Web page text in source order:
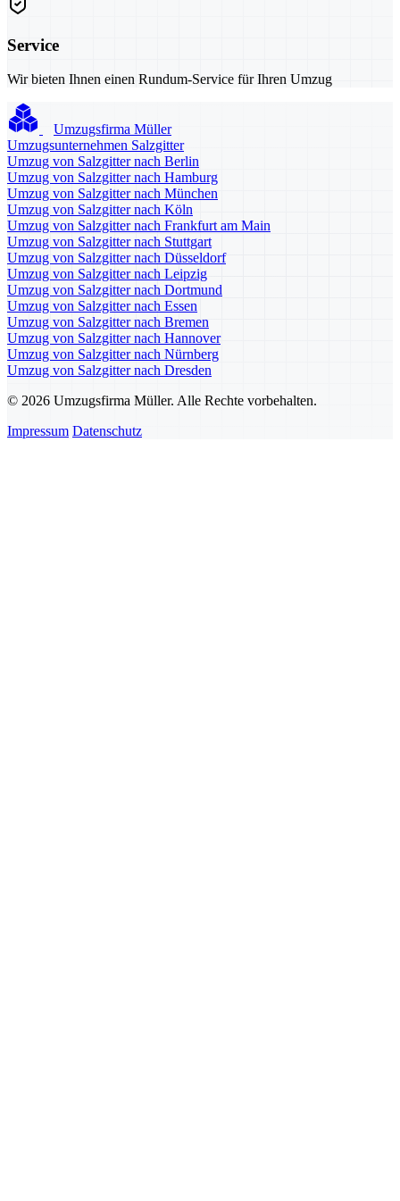
Service
Wir bieten Ihnen einen Rundum-Service für Ihren Umzug
Umzugsfirma Müller
Umzugsunternehmen Salzgitter
Umzug von Salzgitter nach Berlin
Umzug von Salzgitter nach Hamburg
Umzug von Salzgitter nach München
Umzug von Salzgitter nach Köln
Umzug von Salzgitter nach Frankfurt am Main
Umzug von Salzgitter nach Stuttgart
Umzug von Salzgitter nach Düsseldorf
Umzug von Salzgitter nach Leipzig
Umzug von Salzgitter nach Dortmund
Umzug von Salzgitter nach Essen
Umzug von Salzgitter nach Bremen
Umzug von Salzgitter nach Hannover
Umzug von Salzgitter nach Nürnberg
Umzug von Salzgitter nach Dresden
© 2026 Umzugsfirma Müller. Alle Rechte vorbehalten.
Impressum Datenschutz